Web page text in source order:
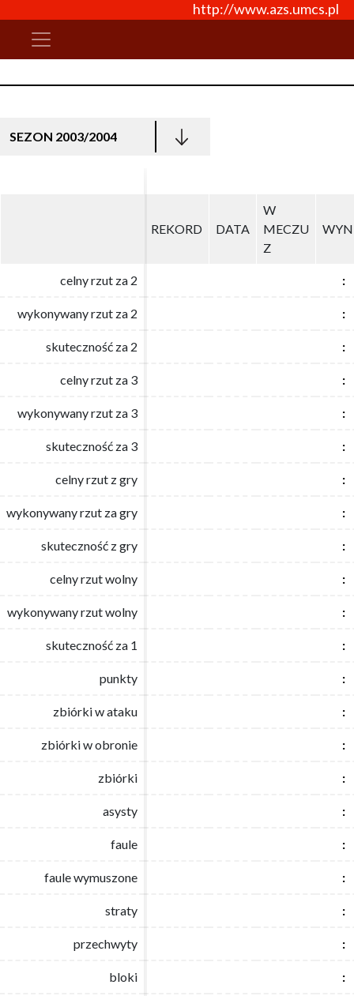
http://www.azs.umcs.pl
SEZON 2003/2004
REKORD DATA
W
MECZU
Z
celny rzut za 2 :
wykonywany rzut za 2 :
skuteczność za 2 :
celny rzut za 3 :
wykonywany rzut za 3 :
skuteczność za 3 :
celny rzut z gry :
wykonywany rzut za gry :
skuteczność z gry :
celny rzut wolny :
wykonywany rzut wolny :
skuteczność za 1 :
punkty :
zbiórki w ataku :
zbiórki w obronie :
zbiórki :
asysty :
faule :
faule wymuszone :
straty :
przechwyty :
bloki :
REKORD DATA
W
MECZU
Z
celny rzut za 2 :
wykonywany rzut za 2 :
skuteczność za 2 :
celny rzut za 3 :
wykonywany rzut za 3 :
skuteczność za 3 :
celny rzut z gry :
wykonywany rzut za gry :
skuteczność z gry :
celny rzut wolny :
wykonywany rzut wolny :
skuteczność za 1 :
punkty :
zbiórki w ataku :
zbiórki w obronie :
zbiórki :
asysty :
faule :
faule wymuszone :
straty :
przechwyty :
bloki :